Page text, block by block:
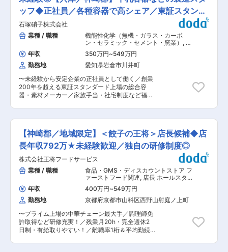
（50代がボリューム層）で構成されています。
■当社の特徴： 眼科領域に特化した製薬会社で
す。わが国初の涙液型目薬をはじめ、眼科薬のパ
イオニアとして独創的な医薬品を開発。眼科で使
われる点眼剤から手術用剤まで幅広く揃えていま
す。40品目以上の品揃えで「眼科医が求めるもの
は揃えている」というのが強みです。「マイティ
ア」ブランドなどの目薬やコンタクトレンズ用剤
など一般用の製品でおなじみですが、実は売上高
の約8割以上が医療用医薬品です。 ■別枠の必須
条件のほか、下記該当する方歓迎： ・自主保全1
級、機械保全技能士(機械)1級、機械保全技能士
取扱者試験、高圧ガス製造保安責任者、ボイラー
技士免許の保持 変更の範囲：会社の定める業務
各工程（仕込み〜反応・結晶化〜ろ過〜乾燥）に
おける機器の操作がメインとなります ＜具体的に
は＞ ・100〜4000Lの反応釜を用いた有機合成反
応及び精製操作 ・ろ過機、乾燥機を使用して中間
体、最終原薬のろ過および乾燥 ・工程内の品質確
認、製造結果の記録 ※年代が近い社員から少しず
つ教えますので、安心して応募ください。 ■組織
構成： 製造部：24名（20〜30代のメンバー中
心） ※年齢や性別を問わず働きやすい職場です。
離職率が低く、フラットな組織体制のため、自分
の意見を言いやすい環境が整っています。 ■働き
方／福利厚生： ・年間休日126日、残業10時間程
度 ・単身赴任の方や一人暮らしの独身の方には住
院やイベントに参加いただくための休暇）があ
り、育休後復帰率100％とご家族がいらっしゃる
方にとっても働きやすい環境です。 ■教育体制
入社後は6か月程度のOJTを通じて、年代が近し
い先輩社員が丁寧に指導します。通信教育やEラ
ーニング、語学学習への支援なども充実してお
り、自己研鑽の機会が豊富にあります。 ■キャリ
アパス 入社直後は製造スタッフとしての業務に従
事していただきますが、年齢や経験に応じて設備
保全や製造部門でキャリアを積んでいただきま
す。半年ごとの1on1面談を通じて、キャリアプラ
ンを一緒に組み立てていきます。 ■当社につい
て： 兵庫工場では原薬・中間体製造に必要な最新
て、高品質な原薬の研究・製造を通じてジェネリ
ッフ◆正社員／各種容器で高シェア／東証スタンダ
ード上場
石塚硝子株式会社
業種 / 職種
機能性化学（無機・ガラス・カーボ
ン・セラミック・セメント・窯業） , そ
の他製造・生産 製造・生産オペレータ
ー
年収 350万円~549万円
勤務地
愛知県岩倉市川井町
〜未経験から安定企業の正社員として働く／創業
200年を超える東証スタンダード上場の総合容
器・素材メーカー／家族手当・社宅制度など福利
ション】 ・企業名：石塚王子ペーパーパッケージ
ング株式会社 ・事業内容：紙容器の製造・販売及
び紙容器に係る充填機械の販売・メンテナンス ・
勤務地：兵庫県神崎郡福崎町西治498 ■業務内
容： ◇国内で牛乳紙容器で高いシェアを持つ当社
にて、製造スタッフを募集します。 ◇職場環境
は、湿度や温度が一定で働きやすい環境です。福
利厚生制度も充実しております。 ■具体的には：
◇紙パック製造工程での原紙を印刷機にセット
し、デザイン印刷から紙パックの形に組み立てら
れるような形に機械で打ち抜きを行います。 ◇そ
の後、紙パックの胴部分を筒状に機械で張り合わ
せを行います。 ■就業時間： 【1年単位の変形労
働時間制／残業は月平均5時間】 ◇10月〜5月／
週休2日制 （1）7:30〜15:40 （2）15:30〜
23:40 （3）23:30〜7:40 ※7時間15分勤務／休憩
【神崎郡／地域限定】＜餃子の王将＞店長候補◆店
長年収792万★未経験歓迎／独自の研修制度◎
株式会社王将フードサービス
業種 / 職種
食品・GMS・ディスカウントストア フ
ァーストフード関連, 店長 ホールスタ
ッフ・フロアスタッフ・調理スタッフ
（飲食）
年収 400万円~549万円
勤務地
京都府京都市山科区西野山射庭ノ上町
〜プライム上場の中華チェーン最大手／調理師免
許取得など研修充実！／残業月20h・完全週休2
日制・有給取りやすい！／離職率1桁＆平均勤続